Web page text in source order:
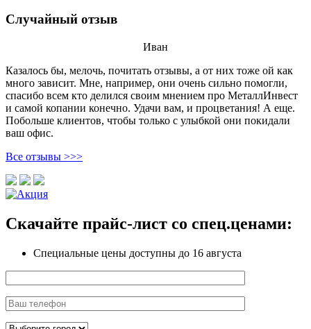
Случайный отзыв
Иван
Казалось бы, мелочь, почитать отзывы, а от них тоже ой как
много зависит. Мне, например, они очень сильно помогли,
спасибо всем кто делился своим мнением про МеталлИнвест
и самой копании конечно. Удачи вам, и процветания! А еще.
Побольше клиентов, чтобы только с улыбкой они покидали
ваш офис.
Все отзывы >>>
Скачайте прайс-лист со спец.ценами:
Специальные цены доступны до 16 августа